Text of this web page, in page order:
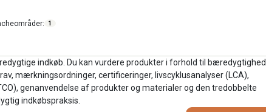
1
indkøb. Du kan vurdere produkter i forhold til bæredygtighed
mærkningsordninger, certificeringer, livscyklusanalyser (LCA),
genanvendelse af produkter og materialer og den tredobbelte
indkøbspraksis.